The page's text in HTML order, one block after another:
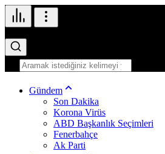
Gündem
Son Dakika
Korona Virüs
ABD Başkanlık Seçimleri
Fenerbahçe
Ak Parti